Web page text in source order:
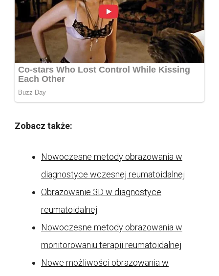
Zobacz także:
Nowoczesne metody obrazowania w
diagnostyce wczesnej reumatoidalnej
Obrazowanie 3D w diagnostyce
reumatoidalnej
Nowoczesne metody obrazowania w
monitorowaniu terapii reumatoidalnej
Nowe możliwości obrazowania w